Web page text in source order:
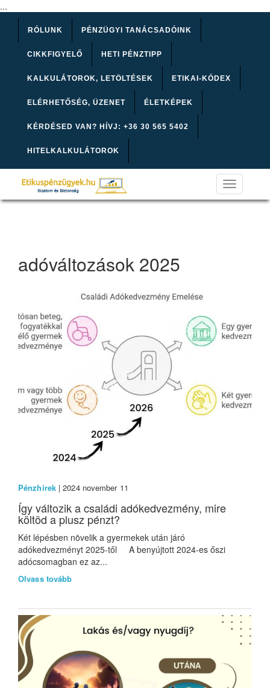
...
RÓLUNK PÉNZÜGYI TANÁCSADÓINK
CIKKFIGYELŐ HETI PÉNZTIPP
KALKULÁTOROK, LETÖLTÉSEK ETIKAI-KÓDEX
ELÉRHETŐSÉG, ÜZENET ÉLETKÉPEK
KÉRDÉSED VAN? HÍVJ: +36 30 565 5402
HITELKALKULÁTOROK
Toggle
navigation
adóváltozások 2025
Pénzhírek| 2024 november 11
Így változik a családi adókedvezmény, mire
költöd a plusz pénzt?
Két lépésben növelik a gyermekek után járó
adókedvezményt 2025-től A benyújtott 2024-es őszi
adócsomagban ez az...
Olvass tovább